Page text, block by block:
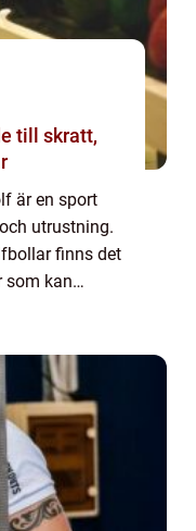
är en sport
utrustning.
finns det
som kan